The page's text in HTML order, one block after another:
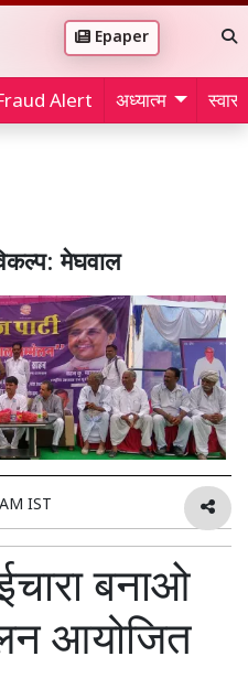
Epaper
Alert अध्यात्म
मेघवाल
IST
बनाओ
आयोजित